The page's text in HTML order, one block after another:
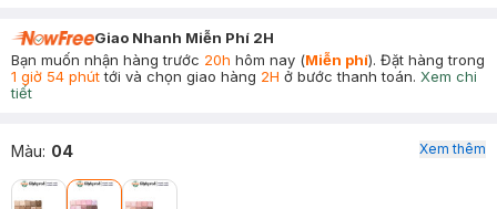
Giao Nhanh Miễn Phí 2H
Bạn muốn nhận hàng trước 20h hôm nay (Miễn phí). Đặt hàng trong
1 giờ 54 phúttới và chọn giao hàng 2H ở bước thanh toán. Xem chi
tiết
Màu: 04 Xem thêm